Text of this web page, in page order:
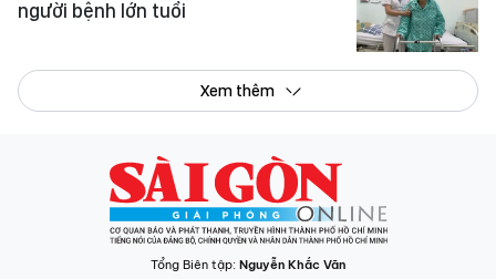
người bệnh lớn tuổi
Xem thêm
Tổng Biên tập: Nguyễn Khắc Văn